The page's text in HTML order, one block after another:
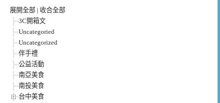
展開全部 | 收合全部
3C開箱文
Uncategoried
Uncategorized
伴手禮
公益活動
南亞美食
南投美食
台中美食